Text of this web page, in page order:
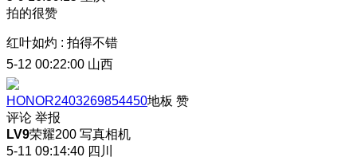
拍的很赞
红叶如灼 : 拍得不错
5-12 00:22:00 山西
HONOR2403269854450地板 赞
评论 举报
LV9荣耀200 写真相机
5-11 09:14:40 四川